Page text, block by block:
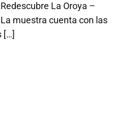
La Oroya –
muestra cuenta con las
[…]